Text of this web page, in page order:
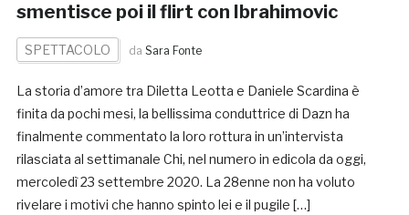
smentisce poi il flirt con Ibrahimovic
SPETTACOLO da Sara Fonte
La storia d’amore tra Diletta Leotta e Daniele Scardina è
finita da pochi mesi, la bellissima conduttrice di Dazn ha
finalmente commentato la loro rottura in un’intervista
rilasciata al settimanale Chi, nel numero in edicola da oggi,
mercoledì 23 settembre 2020. La 28enne non ha voluto
rivelare i motivi che hanno spinto lei e il pugile […]